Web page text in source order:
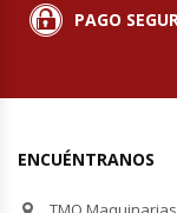
Licuadoras
Mesones Saladette
PAGO
ENCUÉNTRANOS